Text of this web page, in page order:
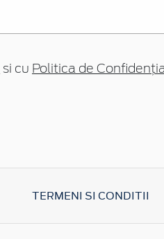
si cu Politica de
TERMENI SI CONDITII